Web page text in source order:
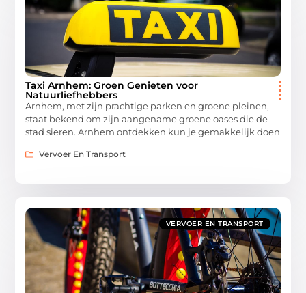
Taxi Arnhem: Groen Genieten voor
Natuurliefhebbers
Arnhem, met zijn prachtige parken en groene pleinen,
staat bekend om zijn aangename groene oases die de
stad sieren. Arnhem ontdekken kun je gemakkelijk doen
Vervoer En Transport
VERVOER EN TRANSPORT